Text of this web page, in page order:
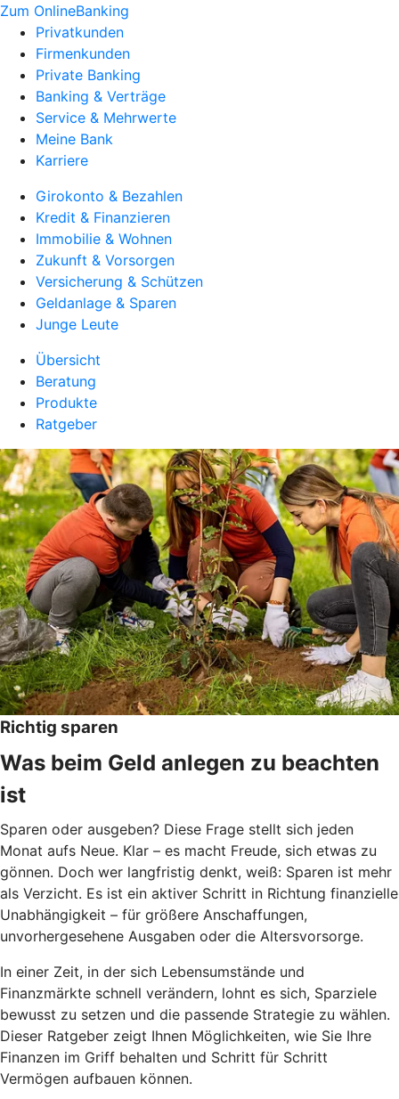
Zum OnlineBanking
Privatkunden
Firmenkunden
Private Banking
Banking & Verträge
Service & Mehrwerte
Meine Bank
Karriere
Girokonto & Bezahlen
Kredit & Finanzieren
Immobilie & Wohnen
Zukunft & Vorsorgen
Versicherung & Schützen
Geldanlage & Sparen
Junge Leute
Übersicht
Beratung
Produkte
Ratgeber
Richtig sparen
Was beim Geld anlegen zu beachten
ist
Sparen oder ausgeben? Diese Frage stellt sich jeden
Monat aufs Neue. Klar – es macht Freude, sich etwas zu
gönnen. Doch wer langfristig denkt, weiß: Sparen ist mehr
als Verzicht. Es ist ein aktiver Schritt in Richtung finanzielle
Unabhängigkeit – für größere Anschaffungen,
unvorhergesehene Ausgaben oder die Altersvorsorge.
In einer Zeit, in der sich Lebensumstände und
Finanzmärkte schnell verändern, lohnt es sich, Sparziele
bewusst zu setzen und die passende Strategie zu wählen.
Dieser Ratgeber zeigt Ihnen Möglichkeiten, wie Sie Ihre
Finanzen im Griff behalten und Schritt für Schritt
Vermögen aufbauen können.